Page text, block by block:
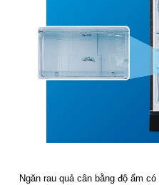
Ngăn rau quả cân bằng độ ẩm